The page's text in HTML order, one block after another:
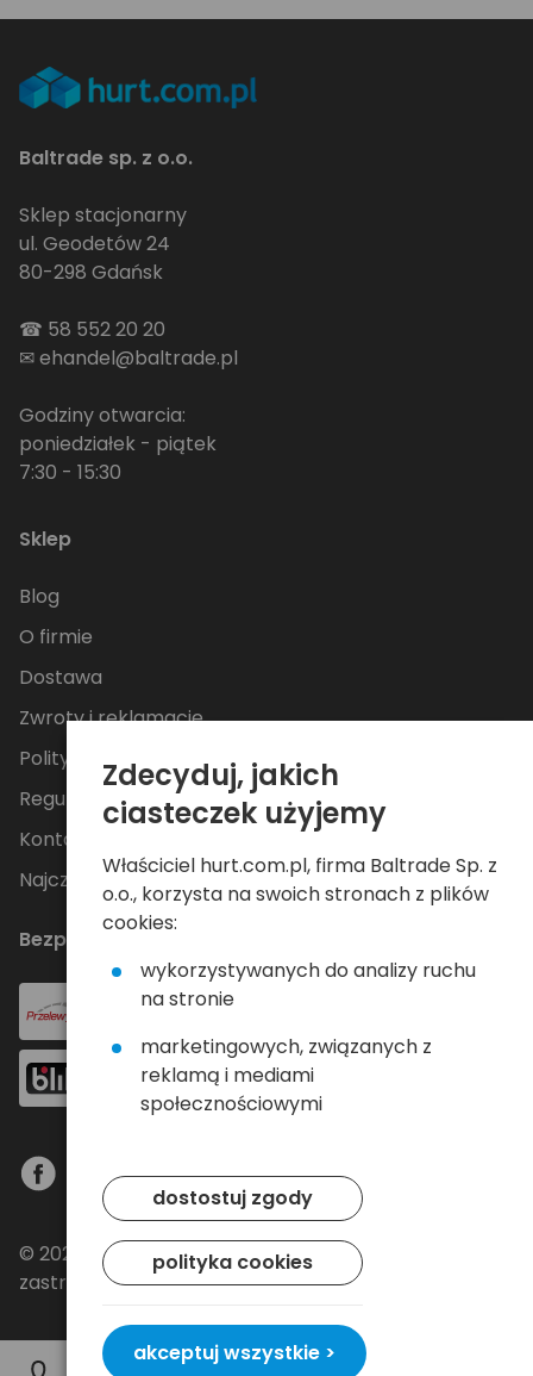
Baltrade sp. z o.o.
Sklep stacjonarny
ul. Geodetów 24
80-298 Gdańsk
☎ 58 552 20 20
✉ehandel@baltrade.pl
Godziny otwarcia:
poniedziałek - piątek
7:30 - 15:30
Sklep
Blog
O firmie
Dostawa
Zwroty i reklamacje
Polityka Prywatności
Regulamin
Kontakt
Najczęściej zadawane pytania
Bezpieczne płatności
© 2024 Baltrade sp. z o.o. - Wszelkie prawa
zastrzeżone.
Zdecyduj, jakich
ciasteczek użyjemy
Właściciel hurt.com.pl, firma Baltrade Sp. z
o.o., korzysta na swoich stronach z plików
cookies:
wykorzystywanych do analizy ruchu
na stronie
marketingowych, związanych z
reklamą i mediami
społecznościowymi
dostostuj zgody
polityka cookies
akceptuj wszystkie >